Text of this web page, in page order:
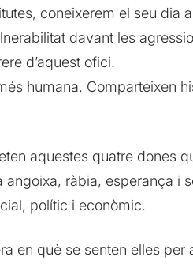
coneixerem el seu dia
davant les
d’aquest ofici.
humana. Comparteixen
aquestes quatre dones
ràbia, esperança i
polític i econòmic.
en què se senten elles